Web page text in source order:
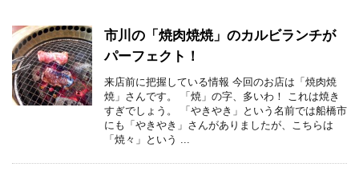
市川の「焼肉焼焼」のカルビランチが
パーフェクト！
来店前に把握している情報 今回のお店は「焼肉焼
焼」さんです。 「焼」の字、多いわ！ これは焼き
すぎでしょう。 「やきやき」という名前では船橋市
にも「やきやき」さんがありましたが、こちらは
「焼々」という ...